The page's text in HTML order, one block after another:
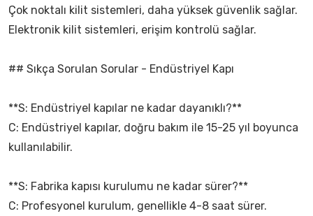
Çok noktalı kilit sistemleri, daha yüksek güvenlik sağlar.
Elektronik kilit sistemleri, erişim kontrolü sağlar.
## Sıkça Sorulan Sorular - Endüstriyel Kapı
**S: Endüstriyel kapılar ne kadar dayanıklı?**
C: Endüstriyel kapılar, doğru bakım ile 15-25 yıl boyunca
kullanılabilir.
**S: Fabrika kapısı kurulumu ne kadar sürer?**
C: Profesyonel kurulum, genellikle 4-8 saat sürer.